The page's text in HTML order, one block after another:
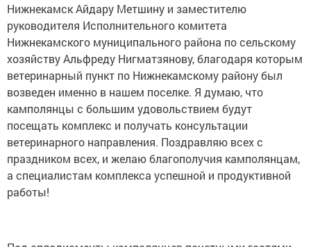
Нижнекамск Айдару Метшину и заместителю
руководителя Исполнительного комитета
Нижнекамского муниципального района по сельскому
хозяйству Альфреду Нигматзянову, благодаря которым
ветеринарный пункт по Нижнекамскому району был
возведен именно в нашем поселке. Я думаю, что
камполянцы с большим удовольствием будут
посещать комплекс и получать консультации
ветеринарного направления. Поздравляю всех с
праздником всех, и желаю благополучия камполянцам,
а специалистам комплекса успешной и продуктивной
работы!